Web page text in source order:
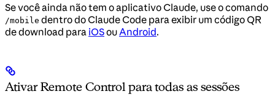
Se você ainda não tem o aplicativo Claude, use o comando
/mobile dentro do Claude Code para exibir um código QR
de download para iOSou Android.
Ativar Remote Control para todas as sessões